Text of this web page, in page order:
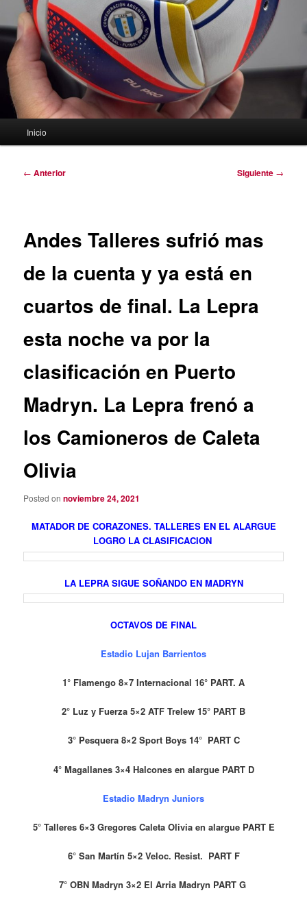
Inicio
Navegación
← Anterior Siguiente →
Andes Talleres sufrió mas
de la cuenta y ya está en
cuartos de final. La Lepra
esta noche va por la
clasificación en Puerto
Madryn. La Lepra frenó a
los Camioneros de Caleta
Olivia
Posted onnoviembre 24, 2021
MATADOR DE CORAZONES. TALLERES EN EL ALARGUE
LOGRO LA CLASIFICACION
LA LEPRA SIGUE SOÑANDO EN MADRYN
OCTAVOS DE FINAL
Estadio Lujan Barrientos
1° Flamengo 8×7 Internacional 16° PART. A
2° Luz y Fuerza 5×2 ATF Trelew 15° PART B
3° Pesquera 8×2 Sport Boys 14° PART C
4° Magallanes 3×4 Halcones en alargue PART D
Estadio Madryn Juniors
5° Talleres 6×3 Gregores Caleta Olivia en alargue PART E
6° San Martín 5×2 Veloc. Resist. PART F
7° OBN Madryn 3×2 El Arria Madryn PART G